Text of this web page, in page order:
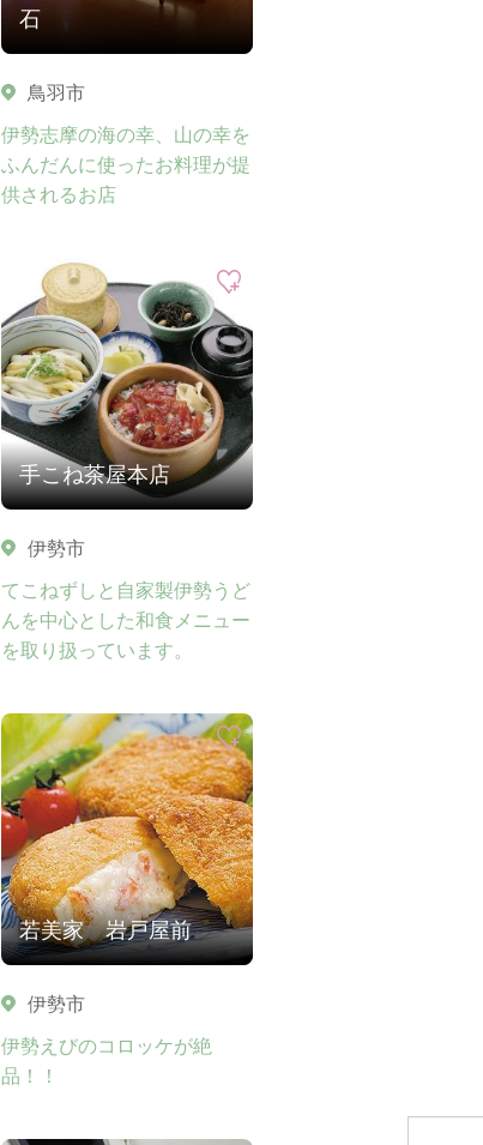
石
鳥羽市
伊勢志摩の海の幸、山の幸を
ふんだんに使ったお料理が提
供されるお店
手こね茶屋本店
伊勢市
てこねずしと自家製伊勢うど
んを中心とした和食メニュー
を取り扱っています。
若美家 岩戸屋前
伊勢市
伊勢えびのコロッケが絶
品！！